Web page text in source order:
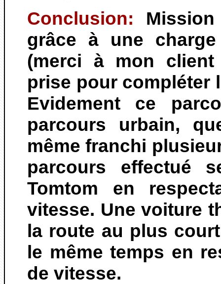
Conclusion:
grâce à une
(merci à mon
prise pour compléter
Evidement ce
parcours urbain,
même franchi
parcours effectué
Tomtom en
vitesse. Une voiture
la route au plus
le même temps en
de vitesse.